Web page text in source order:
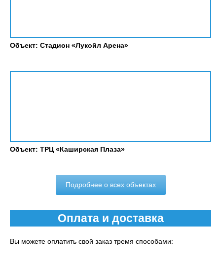
Объект: Стадион «Лукойл Арена»
Объект: ТРЦ «Каширская Плаза»
Подробнее о всех объектах
Оплата и доставка
Вы можете оплатить свой заказ тремя способами: